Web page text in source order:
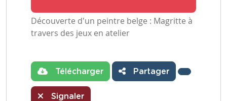
Découverte d'un peintre belge : Magritte à
travers des jeux en atelier
Télécharger Partager
Signaler